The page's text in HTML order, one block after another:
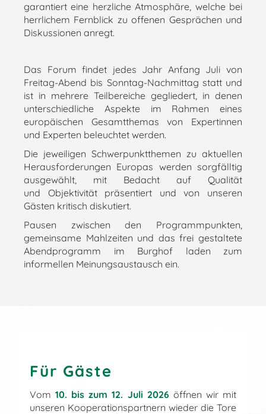
garantiert eine herzliche Atmosphäre, welche bei
herrlichem Fernblick zu offenen Gesprächen und
Diskussionen anregt.
Das Forum findet jedes Jahr Anfang Juli von
Freitag-Abend bis Sonntag-Nachmittag statt und
ist in mehrere Teilbereiche gegliedert, in denen
unterschiedliche Aspekte im Rahmen eines
europäischen Gesamtthemas von Expertinnen
und Experten beleuchtet werden.
Die jeweiligen Schwerpunktthemen zu aktuellen
Herausforderungen Europas werden sorgfälltig
ausgewählt, mit Bedacht auf Qualität
und Objektivität präsentiert und von unseren
Gästen kritisch diskutiert.
Pausen zwischen den Programmpunkten,
gemeinsame Mahlzeiten und das frei gestaltete
Abendprogramm im Burghof laden zum
informellen Meinungsaustausch ein.
Für Gäste
Vom10. bis zum 12. Juli 2026öffnen wir mit
unseren Kooperationspartnern wieder die Tore